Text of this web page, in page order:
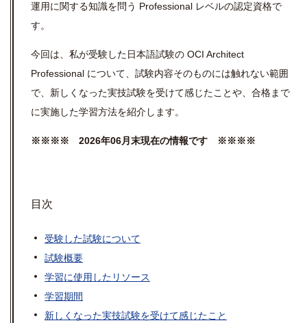
運用に関する知識を問う Professional レベルの認定資格で
す。
今回は、私が受験した日本語試験の OCI Architect
Professional について、試験内容そのものには触れない範囲
で、新しくなった実技試験を受けて感じたことや、合格まで
に実施した学習方法を紹介します。
※※※※ 2026年06月末現在の情報です ※※※※
目次
受験した試験について
試験概要
学習に使用したリソース
学習期間
新しくなった実技試験を受けて感じたこと